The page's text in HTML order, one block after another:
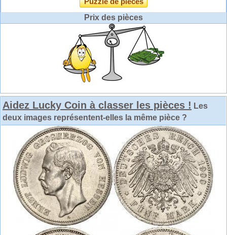
Prix des pièces
Aidez Lucky Coin à classer les pièces ! Les
deux images représentent-elles la même pièce ?